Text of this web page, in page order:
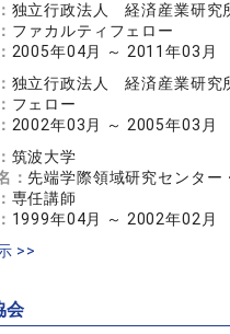
独立行政法人 経済産業研究
ファカルティフェロー
2005年04月 ～ 2011年03月
独立行政法人 経済産業研究
フェロー
2002年03月 ～ 2005年03月
筑波大学
：先端学際領域研究センター
専任講師
1999年04月 ～ 2002年02月
>>
会